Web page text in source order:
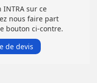
sur ce
nous faire part
bouton ci-contre.
de devis